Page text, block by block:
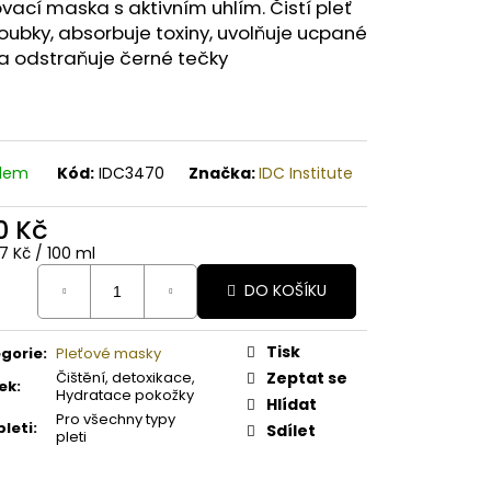
maska s aktivním uhlím. Čistí pleť
absorbuje toxiny, uvolňuje ucpané
odstraňuje černé tečky
Kód: IDC3470 Značka:IDC Institute
Kč
Kč / 100 ml
DO KOŠÍKU
: Pleťové masky
:
Čištění, detoxikace,
Hydratace pokožky
:
Pro všechny typy
pleti
Tisk
Zeptat se
Hlídat
Sdílet
PAPAYA ORGANICKÉ
BAMBUCKÉ MÁSLO